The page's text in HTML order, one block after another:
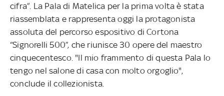
cifra”. La Pala di Matelica per la prima volta è stata
riassemblata e rappresenta oggi la protagonista
assoluta del percorso espositivo di Cortona
“Signorelli 500”, che riunisce 30 opere del maestro
cinquecentesco. "Il mio frammento di questa Pala lo
tengo nel salone di casa con molto orgoglio",
conclude il collezionista.